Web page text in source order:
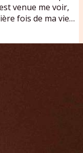
venue me voir,
fois de ma vie
et que ça s'arrête